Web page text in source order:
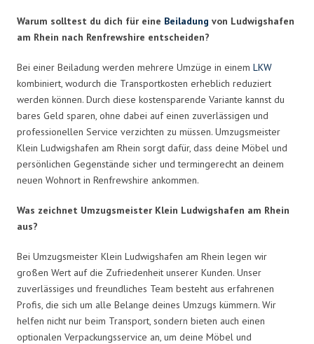
Warum solltest du dich für eine Beiladung von Ludwigshafen
am Rhein nach Renfrewshire entscheiden?
Bei einer Beiladung werden mehrere Umzüge in einem LKW
kombiniert, wodurch die Transportkosten erheblich reduziert
werden können. Durch diese kostensparende Variante kannst du
bares Geld sparen, ohne dabei auf einen zuverlässigen und
professionellen Service verzichten zu müssen. Umzugsmeister
Klein Ludwigshafen am Rhein sorgt dafür, dass deine Möbel und
persönlichen Gegenstände sicher und termingerecht an deinem
neuen Wohnort in Renfrewshire ankommen.
Was zeichnet Umzugsmeister Klein Ludwigshafen am Rhein
aus?
Bei Umzugsmeister Klein Ludwigshafen am Rhein legen wir
großen Wert auf die Zufriedenheit unserer Kunden. Unser
zuverlässiges und freundliches Team besteht aus erfahrenen
Profis, die sich um alle Belange deines Umzugs kümmern. Wir
helfen nicht nur beim Transport, sondern bieten auch einen
optionalen Verpackungsservice an, um deine Möbel und